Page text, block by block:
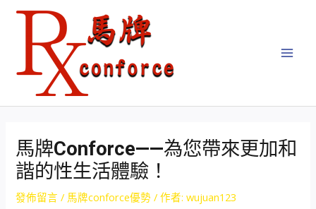
容
馬牌Conforce——為您帶來更加和
諧的性生活體驗！
發佈留言 / 馬牌conforce優勢 / 作者:wujuan123
Post